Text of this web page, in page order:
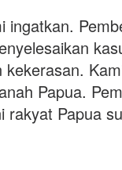
ingatkan.
Papua.
Papua